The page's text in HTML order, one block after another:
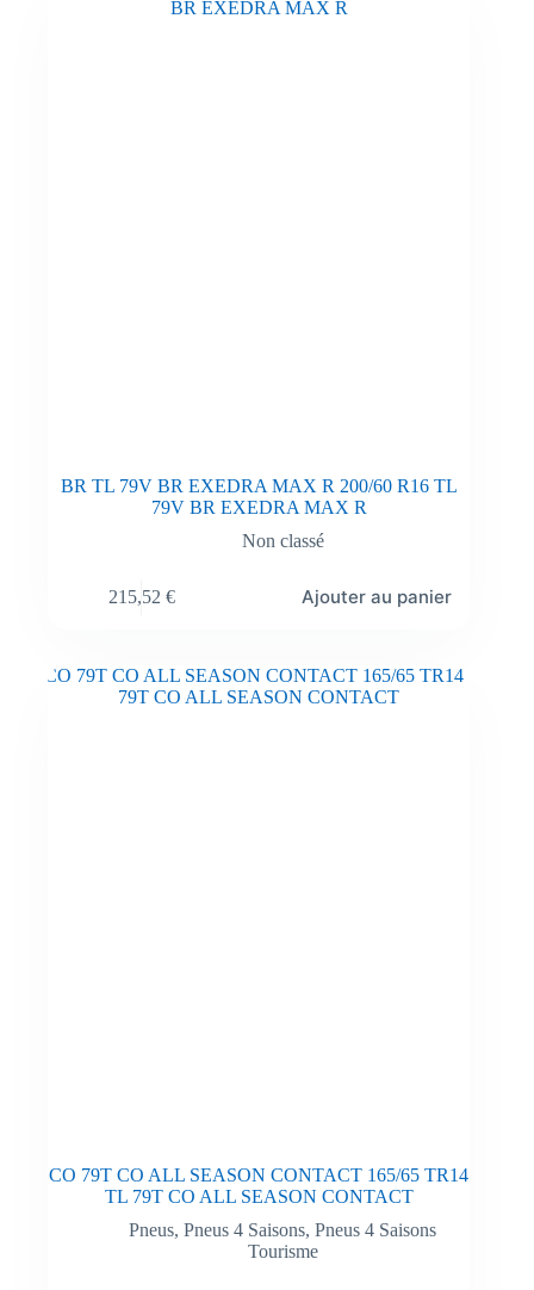
BR TL 79V BR EXEDRA MAX R 200/60 R16 TL
79V BR EXEDRA MAX R
Non classé
215,52 € Ajouter au panier
CO 79T CO ALL SEASON CONTACT 165/65 TR14
TL 79T CO ALL SEASON CONTACT
Pneus,Pneus 4 Saisons,Pneus 4 Saisons
Tourisme